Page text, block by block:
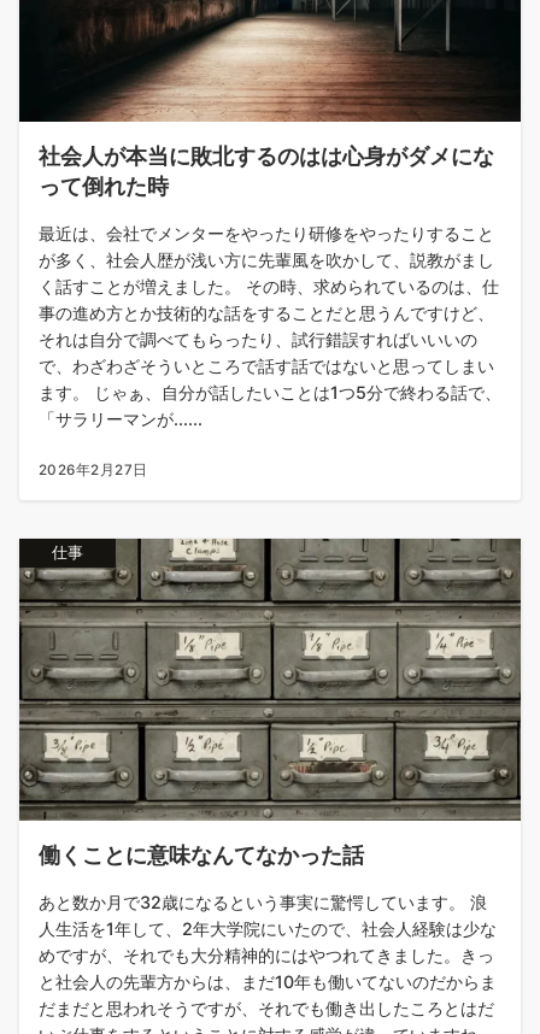
社会人が本当に敗北するのはは心身がダメにな
って倒れた時
最近は、会社でメンターをやったり研修をやったりすること
が多く、社会人歴が浅い方に先輩風を吹かして、説教がまし
く話すことが増えました。 その時、求められているのは、仕
事の進め方とか技術的な話をすることだと思うんですけど、
それは自分で調べてもらったり、試行錯誤すればいいいの
で、わざわざそういところで話す話ではないと思ってしまい
ます。 じゃぁ、自分が話したいことは1つ5分で終わる話で、
「サラリーマンが......
2026年2月27日
仕事
働くことに意味なんてなかった話
あと数か月で32歳になるという事実に驚愕しています。 浪
人生活を1年して、2年大学院にいたので、社会人経験は少な
めですが、それでも大分精神的にはやつれてきました。きっ
と社会人の先輩方からは、まだ10年も働いてないのだからま
だまだと思われそうですが、それでも働き出したころとはだ